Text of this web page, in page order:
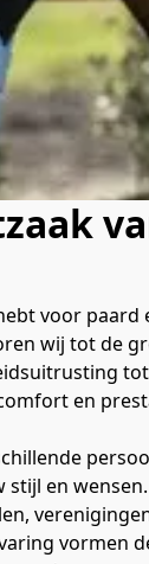
voor
wij tot de
en
en
vormen